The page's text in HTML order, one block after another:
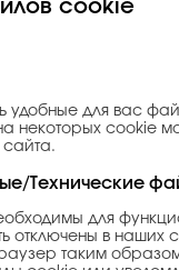
cookie
удобные для вас
некоторых cookie
Технические
для
отключены в наших
таким